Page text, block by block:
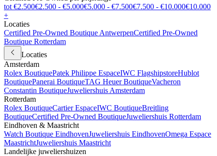
tot €2.500€2.500 - €5.000€5.000 - €7.500€7.500 - €10.000€10.000
+
Locaties
Certified Pre-Owned Boutique AntwerpenCertified Pre-Owned
Boutique Rotterdam
Locaties
Amsterdam
Rolex BoutiquePatek Philippe EspaceIWC FlagshipstoreHublot
BoutiquePanerai BoutiqueTAG Heuer BoutiqueVacheron
Constantin BoutiqueJuweliershuis Amsterdam
Rotterdam
Rolex BoutiqueCartier EspaceIWC BoutiqueBreitling
BoutiqueCertified Pre-Owned BoutiqueJuweliershuis Rotterdam
Eindhoven & Maastricht
Watch Boutique EindhovenJuweliershuis EindhovenOmega Espace
MaastrichtJuweliershuis Maastricht
Landelijke juweliershuizen